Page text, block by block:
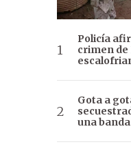
Policía
crimen de
Gota a
una